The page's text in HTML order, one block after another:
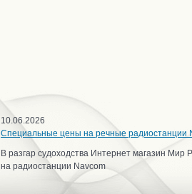
10.06.2026
Специальные цены на речные радиостанции
В разгар судоходства Интернет магазин
на радиостанции Navcom